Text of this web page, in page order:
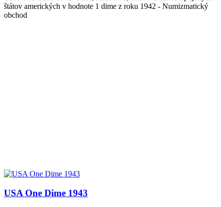
štátov amerických v hodnote 1 dime z roku 1942 - Numizmatický
obchod
USA One Dime 1943